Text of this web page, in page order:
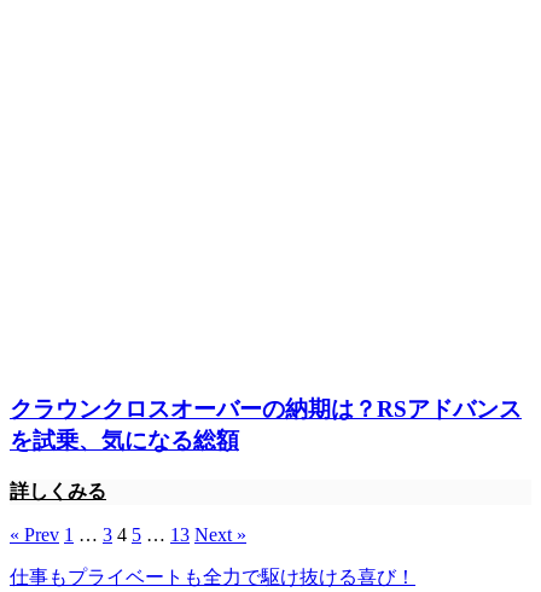
クラウンクロスオーバーの納期は？RSアドバンス
を試乗、気になる総額
詳しくみる
« Prev 1 … 3 4 5 … 13 Next »
仕事もプライベートも全力で駆け抜ける喜び！